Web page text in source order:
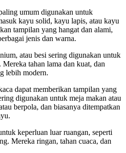
umum digunakan untuk
kayu solid, kayu lapis, atau kayu
tampilan yang hangat dan alami,
jenis dan warna.
atau besi sering digunakan untuk
tahan lama dan kuat, dan
lebih modern.
dapat memberikan tampilan yang
digunakan untuk meja makan atau
berpola, dan biasanya ditempatkan
keperluan luar ruangan, seperti
Mereka ringan, tahan cuaca, dan